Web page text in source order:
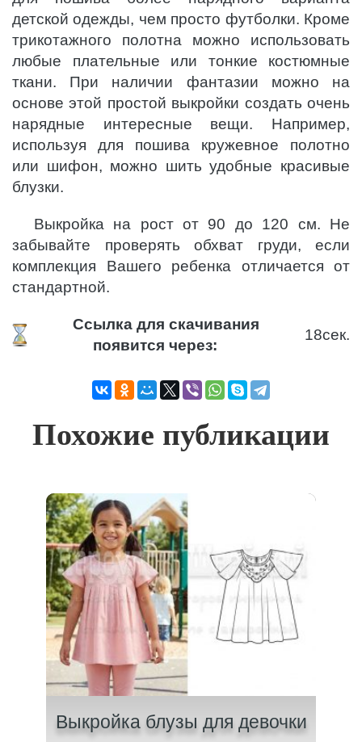
детской одежды, чем просто футболки. Кроме
трикотажного полотна можно использовать
любые плательные или тонкие костюмные
ткани. При наличии фантазии можно на
основе этой простой выкройки создать очень
нарядные интересные вещи. Например,
используя для пошива кружевное полотно
или шифон, можно шить удобные красивые
блузки.
Выкройка на рост от 90 до 120 см. Не
забывайте проверять обхват груди, если
комплекция Вашего ребенка отличается от
стандартной.
Ссылка для скачивания
появится через:
17сек.
Похожие публикации
Выкройка блузы для девочки